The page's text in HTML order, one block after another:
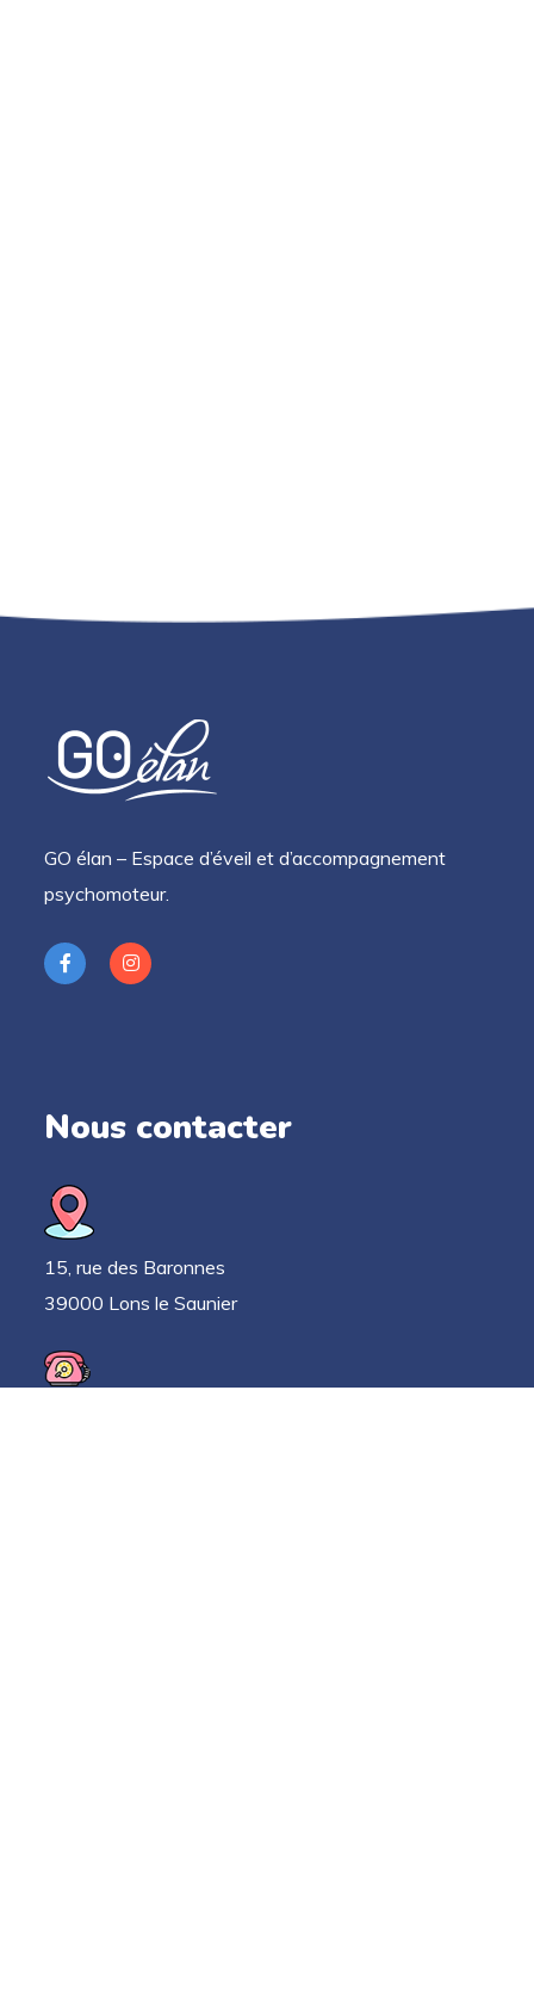
GO élan – Espace d’éveil et d’accompagnement
psychomoteur.
Nous contacter
15, rue des Baronnes
39000 Lons le Saunier